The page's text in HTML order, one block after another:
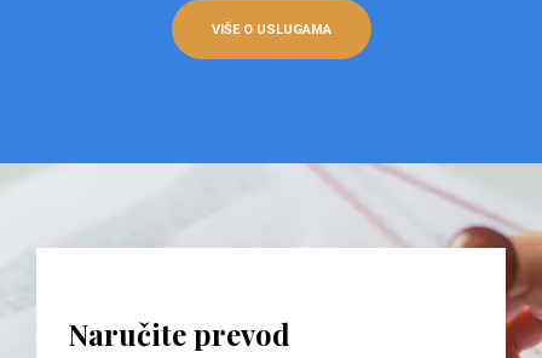
VIŠE O USLUGAMA
Naručite prevod